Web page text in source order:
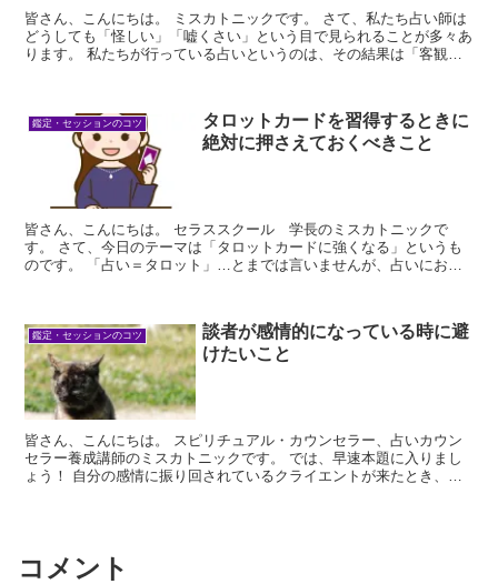
皆さん、こんにちは。 ミスカトニックです。 さて、私たち占い師は
どうしても「怪しい」「嘘くさい」という目で見られることが多々あ
ります。 私たちが行っている占いというのは、その結果は「客観
鑑定・セッションのコツ
タロットカードを習得するときに
絶対に押さえておくべきこと
皆さん、こんにちは。 セラススクール 学長のミスカトニックで
す。 さて、今日のテーマは「タロットカードに強くなる」というも
のです。 「占い＝タロット」…とまでは言いませんが、占いにおい
鑑定・セッションのコツ
談者が感情的になっている時に避
けたいこと
皆さん、こんにちは。 スピリチュアル・カウンセラー、占いカウン
セラー養成講師のミスカトニックです。 では、早速本題に入りまし
ょう！ 自分の感情に振り回されているクライエントが来たとき、絶
コメント